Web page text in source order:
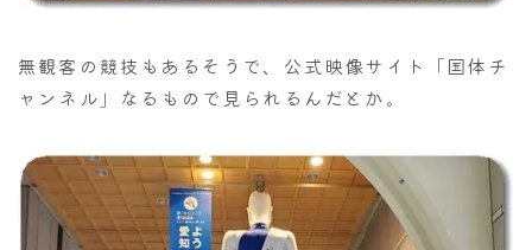
無観客の競技もあるそうで、公式映像サイト「国体チ
ャンネル」なるもので見られるんだとか。